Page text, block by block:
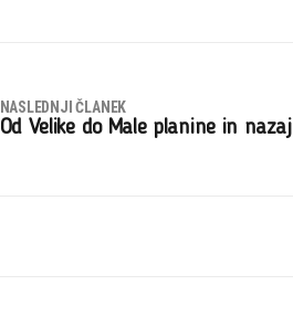
NASLEDNJI ČLANEK
Od Velike do Male planine in nazaj